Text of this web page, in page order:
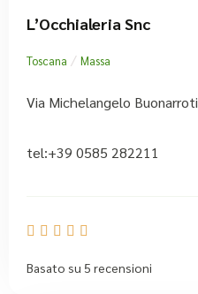
L’Occhialeria Snc
Toscana / Massa
Via Michelangelo Buonarroti
tel:+39 0585 282211
    
Basato su 5 recensioni